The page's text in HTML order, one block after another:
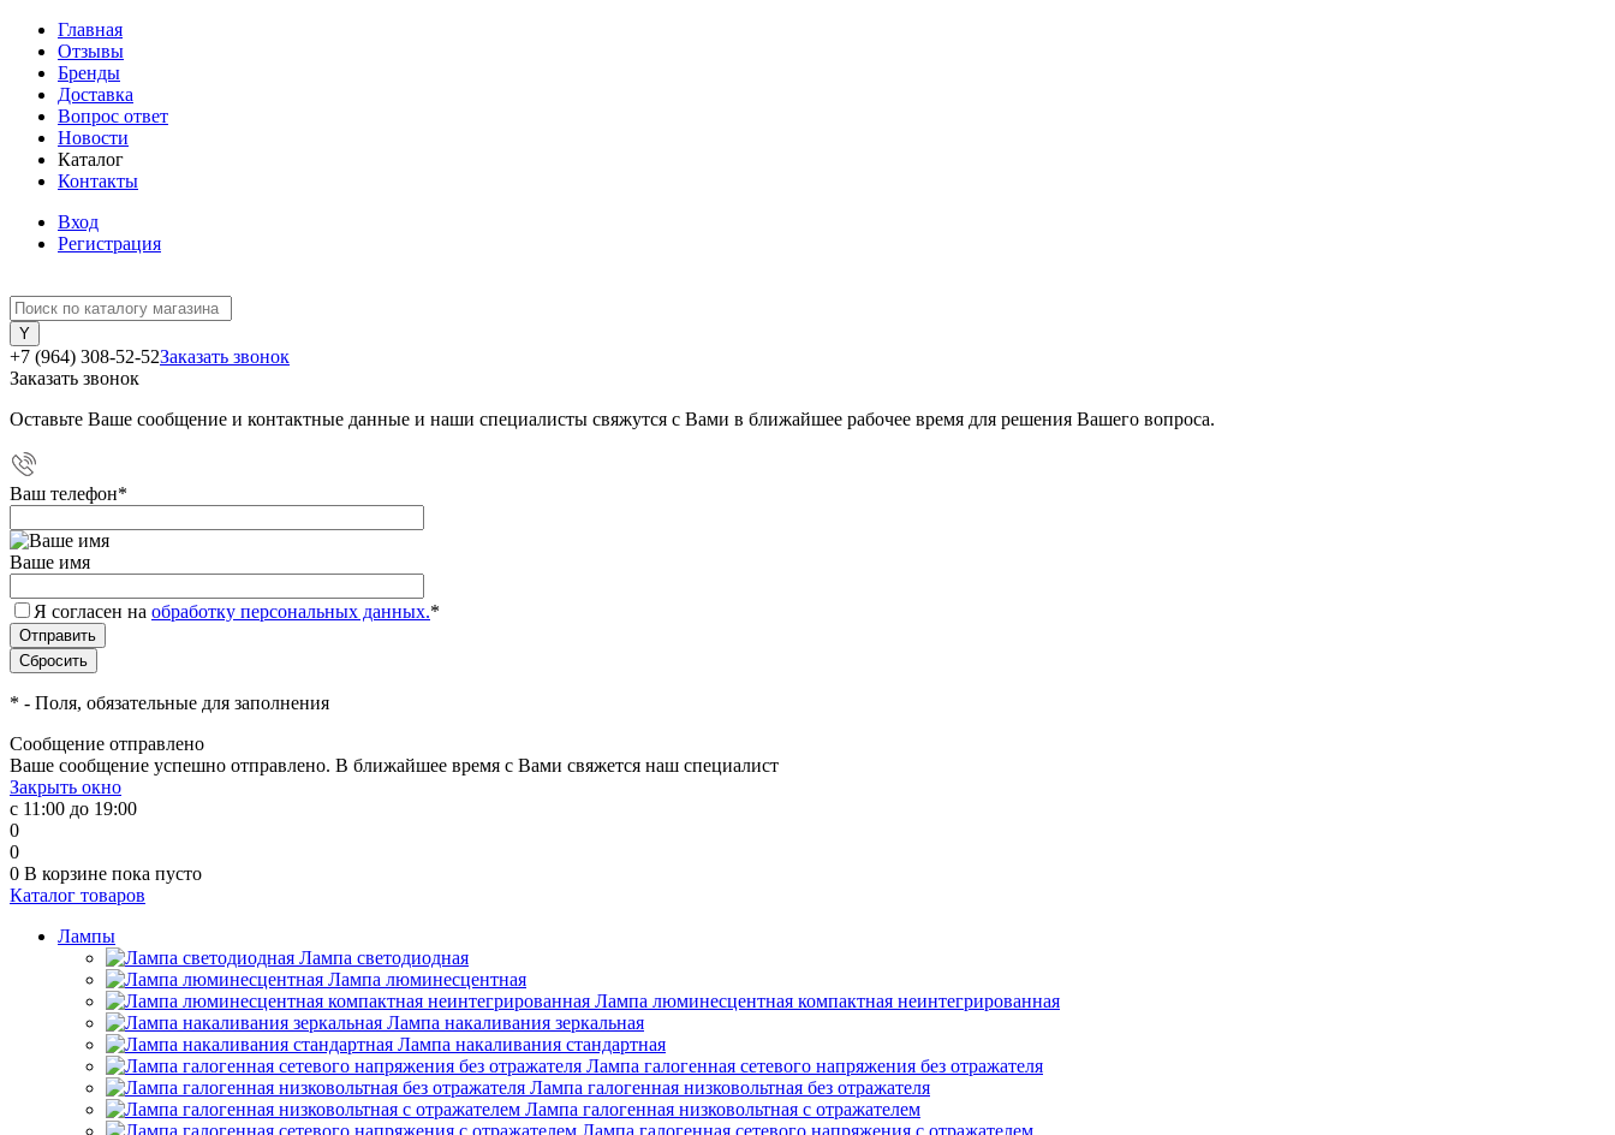
Главная
Отзывы
Бренды
Доставка
Вопрос ответ
Новости
Каталог
Контакты
Вход
Регистрация
+7 (964) 308-52-52Заказать звонок
Заказать звонок
Оставьте Ваше сообщение и контактные данные и наши специалисты свяжутся с Вами в ближайшее рабочее время для решения Вашего вопроса.
Ваш телефон*
Ваше имя
Я согласен на обработку персональных данных.*
* - Поля, обязательные для заполнения
Сообщение отправлено
Ваше сообщение успешно отправлено. В ближайшее время с Вами свяжется наш специалист
Закрыть окно
с 11:00 до 19:00
0
0
0 В корзине пока пусто
Каталог товаров
Лампы
Лампа светодиодная
Лампа люминесцентная
Лампа люминесцентная компактная неинтегрированная
Лампа накаливания зеркальная
Лампа накаливания стандартная
Лампа галогенная сетевого напряжения без отражателя
Лампа галогенная низковольтная без отражателя
Лампа галогенная низковольтная с отражателем
Лампа галогенная сетевого напряжения с отражателем